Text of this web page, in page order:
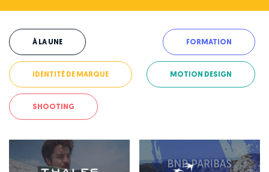
À LA UNE FORMATION
IDENTITÉ DE MARQUE MOTION DESIGN
SHOOTING